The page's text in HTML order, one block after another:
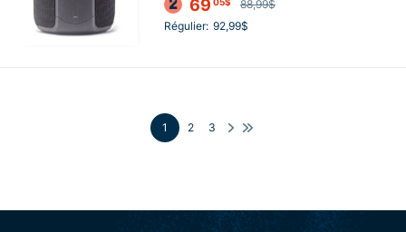
88,99$
Régulier: 92,99$
1 2 3